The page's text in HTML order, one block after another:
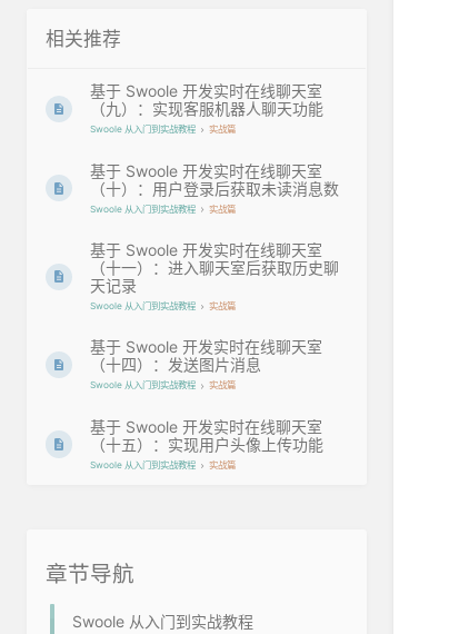
章节导航
Swoole 从入门到实战教程
相关推荐
基于 Swoole 开发实时在线聊天室
（九）：实现客服机器人聊天功能
Swoole 从入门到实战教程 实战篇
基于 Swoole 开发实时在线聊天室
（十）：用户登录后获取未读消息数
Swoole 从入门到实战教程 实战篇
基于 Swoole 开发实时在线聊天室
（十一）：进入聊天室后获取历史聊
天记录
Swoole 从入门到实战教程 实战篇
基于 Swoole 开发实时在线聊天室
（十四）：发送图片消息
Swoole 从入门到实战教程 实战篇
基于 Swoole 开发实时在线聊天室
（十五）：实现用户头像上传功能
Swoole 从入门到实战教程 实战篇